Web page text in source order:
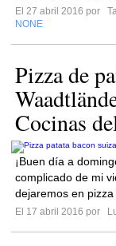
El 27 abril 2016 por
NONE
Pizza de
Cocinas
¡Buen día a
complicado de mi
dejaremos en pizza
El 17 abril 2016 por